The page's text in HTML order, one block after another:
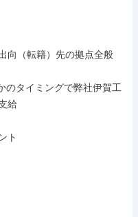
向（転籍）先の拠点全般
のタイミングで弊社伊賀工
給
ト